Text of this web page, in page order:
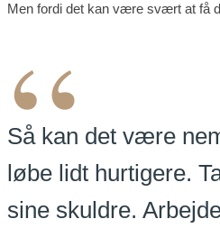
Men fordi det kan være svært at få
“
Så kan det være
løbe lidt hurtigere.
sine skuldre.